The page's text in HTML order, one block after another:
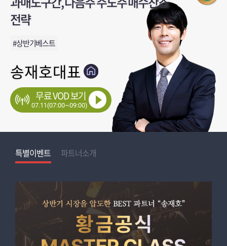
전략
#상반기베스트
송재호대표
무료 VOD 보기
07.11(07:00~09:00)
특별이벤트 파트너소개
#SK하이닉스,1551%
송관종대표
07.11(08:00~16:00)
특별이벤트 파트너소개
전략!
#성장100%주도주
신학수대표
07.11(10:00~14:00)
특별이벤트 파트너소개
전략
#씨티13조원운용총괄
박완필대표
07.11(10:00~10:50)
특별이벤트 파트너소개
#삼성전자
강호안인기
07.11(12:00~13:00)
특별이벤트
D - 1
파트너소개